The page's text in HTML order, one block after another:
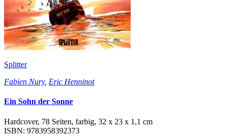
Splitter
Fabien Nury, Eric Henninot
Ein Sohn der Sonne
Hardcover, 78 Seiten, farbig, 32 x 23 x 1,1 cm
ISBN: 9783958392373